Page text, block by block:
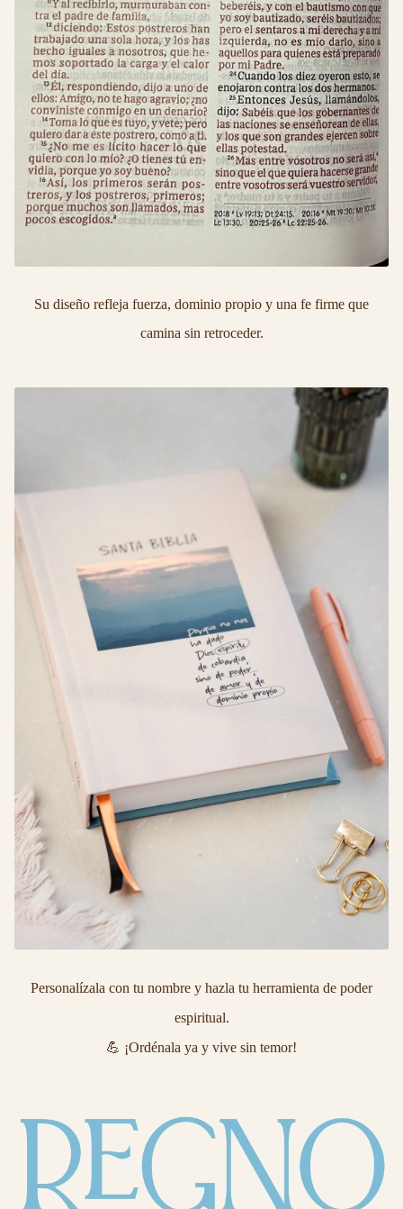
Su diseño refleja fuerza, dominio propio y una fe firme que
camina sin retroceder.
Personalízala con tu nombre y hazla tu herramienta de poder
espiritual.
💪 ¡Ordénala ya y vive sin temor!